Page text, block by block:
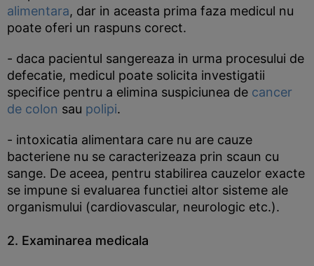
alimentara, dar in aceasta prima faza medicul nu
poate oferi un raspuns corect.
- daca pacientul sangereaza in urma procesului de
defecatie, medicul poate solicita investigatii
specifice pentru a elimina suspiciunea de cancer
de colon sau polipi.
- intoxicatia alimentara care nu are cauze
bacteriene nu se caracterizeaza prin scaun cu
sange. De aceea, pentru stabilirea cauzelor exacte
se impune si evaluarea functiei altor sisteme ale
organismului (cardiovascular, neurologic etc.).
2. Examinarea medicala